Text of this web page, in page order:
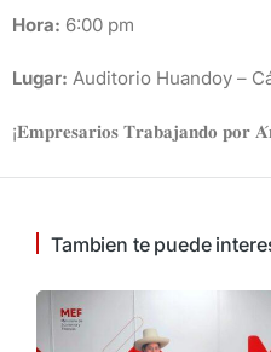
Hora: 6:00 pm
Lugar: Auditorio Huandoy –
¡𝐄𝐦𝐩𝐫𝐞𝐬𝐚𝐫𝐢𝐨𝐬 𝐓𝐫𝐚𝐛𝐚𝐣𝐚𝐧𝐝𝐨 𝐩𝐨𝐫
Tambien te puede